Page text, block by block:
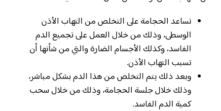
تساعد الحجامة على التخلص من التهاب الأذن
الوسطى، وذلك من خلال العمل على تجميع الدم
الفاسد، وكذلك الأجسام الضارة والتي من شأنها أن
تسبب التهاب الأذن.
وبعد ذلك يتم التخلص من هذا الدم بشكل مباشر،
وذلك خلال جلسة الحجامة، وذلك من خلال سحب
كمية الدم الفاسد.